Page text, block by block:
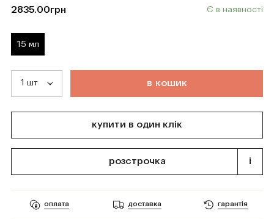
2835.00грн Є в наявності
15 мл
в кошик
купити в один клік
розстрочка i
оплата доставка гарантія